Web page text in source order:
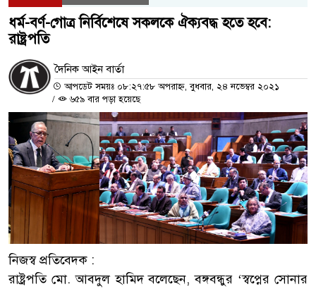
ধর্ম-বর্ণ-গোত্র নির্বিশেষে সকলকে ঐক্যবদ্ধ হতে হবে:
রাষ্ট্রপতি
দৈনিক আইন বার্তা
আপডেট সময়ঃ ০৮:২৭:৫৮ অপরাহ্ন, বুধবার, ২৪ নভেম্বর ২০২১
/
৬৫৯ বার পড়া হয়েছে
নিজস্ব প্রতিবেদক :
রাষ্ট্রপতি মো. আবদুল হামিদ বলেছেন, বঙ্গবন্ধুর ‘স্বপ্নের সোনার